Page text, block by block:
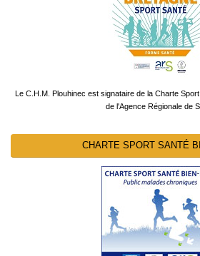
Le C.H.M. Plouhinec est signataire de la Charte
de l'Agence Régionale de
CHARTE SPORT SANTÉ